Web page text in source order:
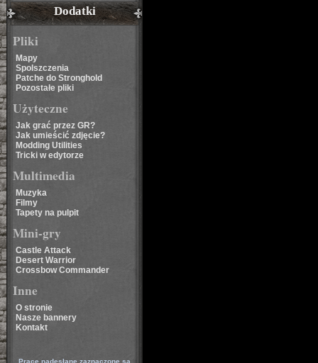
Dodatki
Pliki
Mapy
Spolszczenia
Patche do Stronghold
Pozostałe pliki
Użyteczne
Jak grać przez GR?
Jak umieścić zdjęcie?
Modding Utilities
Tricki w edytorze
Multimedia
Muzyka
Filmy
Tapety na pulpit
Mini-gry
Castle Attack
Desert Warrior
Crossbow Commander
Inne
O stronie
Nasze bannery
Kontakt
Prace nadesłane zaznaczone są